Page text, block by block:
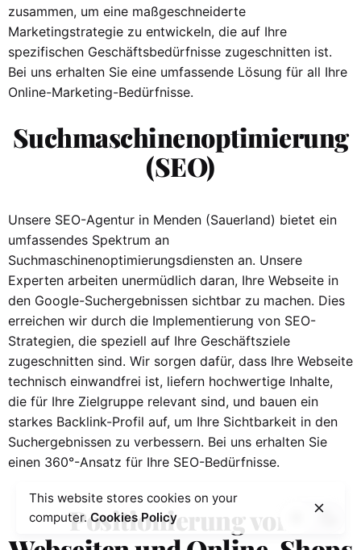
zusammen, um eine maßgeschneiderte
Marketingstrategie zu entwickeln, die auf Ihre
spezifischen Geschäftsbedürfnisse zugeschnitten ist.
Bei uns erhalten Sie eine umfassende Lösung für all Ihre
Online-Marketing-Bedürfnisse.
Suchmaschinenoptimierung
(SEO)
Unsere SEO-Agentur in Menden (Sauerland) bietet ein
umfassendes Spektrum an
Suchmaschinenoptimierungsdiensten an. Unsere
Experten arbeiten unermüdlich daran, Ihre Webseite in
den Google-Suchergebnissen sichtbar zu machen. Dies
erreichen wir durch die Implementierung von SEO-
Strategien, die speziell auf Ihre Geschäftsziele
zugeschnitten sind. Wir sorgen dafür, dass Ihre Webseite
technisch einwandfrei ist, liefern hochwertige Inhalte,
die für Ihre Zielgruppe relevant sind, und bauen ein
starkes Backlink-Profil auf, um Ihre Sichtbarkeit in den
Suchergebnissen zu verbessern. Bei uns erhalten Sie
einen 360°-Ansatz für Ihre SEO-Bedürfnisse.
Positionierung von
This website stores cookies on your
computer.Cookies Policy